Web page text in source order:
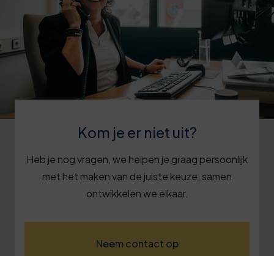
Kom je er niet uit?
Heb je nog vragen, we helpen je graag persoonlijk
met het maken van de juiste keuze, samen
ontwikkelen we elkaar.
Neem contact op